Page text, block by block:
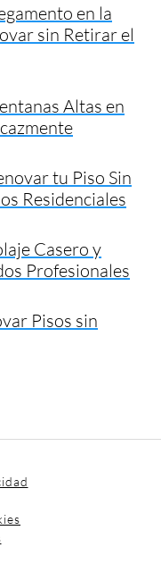
en la
sin Retirar el
Altas en
tu Piso Sin
Residenciales
Casero y
Profesionales
Pisos sin